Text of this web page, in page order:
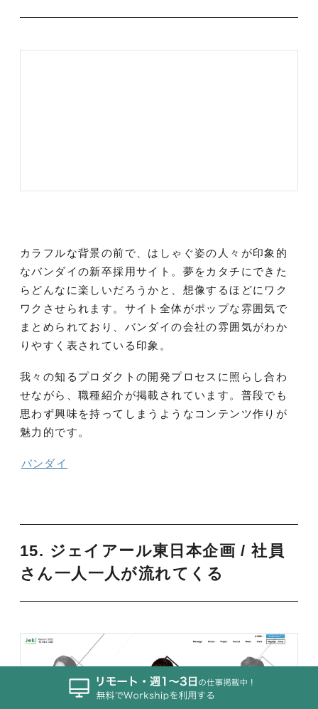
カラフルな背景の前で、はしゃぐ姿の人々が印象的
なバンダイの新卒採用サイト。夢をカタチにできた
らどんなに楽しいだろうかと、想像するほどにワク
ワクさせられます。サイト全体がポップな雰囲気で
まとめられており、バンダイの会社の雰囲気がわか
りやすく表されている印象。
我々の知るプロダクトの開発プロセスに照らし合わ
せながら、職種紹介が掲載されています。普段でも
思わず興味を持ってしまうようなコンテンツ作りが
魅力的です。
バンダイ
15. ジェイアール東日本企画 / 社員
さん一人一人が流れてくる